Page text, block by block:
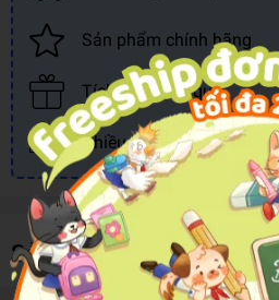
Sản phẩm chính hãng
Tích điểm đổi quà
Nhiều khuyến mãi, ưu đãi
Sản phẩm cùng loại